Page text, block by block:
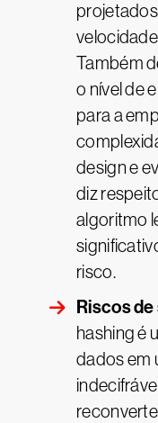
Também
o nível de
para a
design e
diz
algoritmo
risco.
Riscos
hashing é
dados em